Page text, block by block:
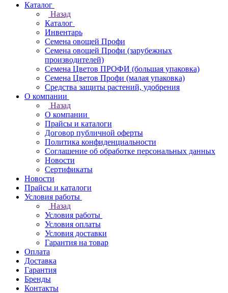
Каталог
Назад
Каталог
Инвентарь
Семена овощей Профи
Семена овощей Профи (зарубежных
производителей)
Семена Цветов ПРОФИ (большая упаковка)
Семена Цветов Профи (малая упаковка)
Средства защиты растений, удобрения
О компании
Назад
О компании
Прайсы и каталоги
Договор публичной оферты
Политика конфиденциальности
Соглашение об обработке персональных данных
Новости
Сертификаты
Новости
Прайсы и каталоги
Условия работы
Назад
Условия работы
Условия оплаты
Условия доставки
Гарантия на товар
Оплата
Доставка
Гарантия
Бренды
Контакты